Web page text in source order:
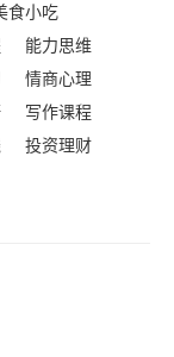
食小吃
能力思维
情商心理
写作课程
投资理财